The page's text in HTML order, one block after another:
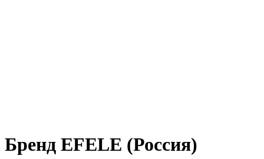
Бренд EFELE (Россия)